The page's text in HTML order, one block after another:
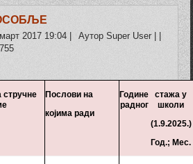
2017 19:04 Аутор Super User
стручне
Послови на
којима ради
Године
радног
стажа у
школи
(1.9.2025.)
Год.; Мес.